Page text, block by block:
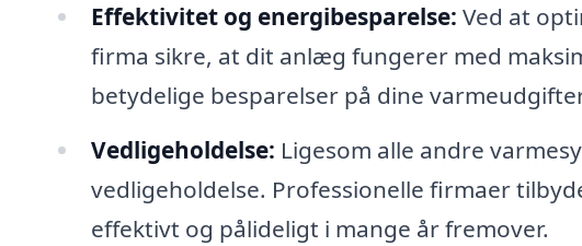
Effektivitet og energibesparelse: Ved at
firma sikre, at dit anlæg fungerer med
betydelige besparelser på dine
Vedligeholdelse: Ligesom alle andre
vedligeholdelse. Professionelle firmaer
effektivt og pålideligt i mange år fremover.